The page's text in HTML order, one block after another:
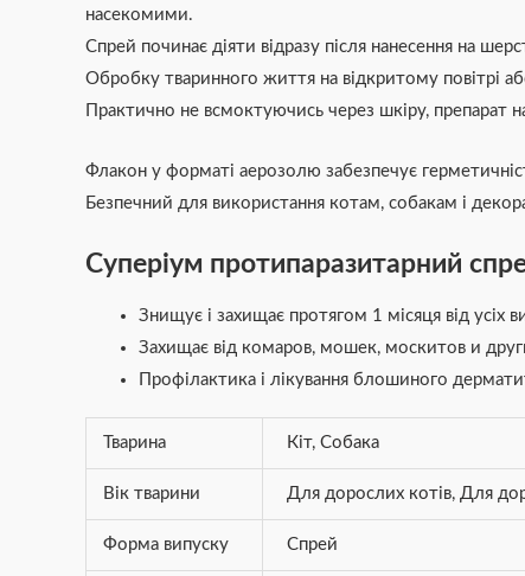
насекомими.
Спрей починає діяти відразу після нанесення на
Обробку тваринного життя на відкритому повітрі
Практично не всмоктуючись через шкіру, препарат
Флакон у форматі аерозолю забезпечує
Безпечний для використання котам, собакам і
Суперіум протипаразитарний
Знищує і захищає протягом 1 місяця від усіх
Захищає від комаров, мошек, москитов и
Профілактика і лікування блошиного
Тварина Кіт,Собака
Вік тварини Для дорослих котів,Для
Форма випуску Спрей